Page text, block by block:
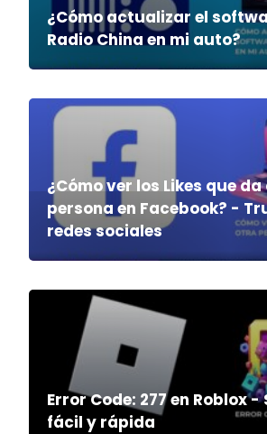
¿Cómo actualizar el
Radio China en mi auto?
¿Cómo ver los Likes que
persona en Facebook? -
redes sociales
Error Code: 277 en Roblox -
fácil y rápida